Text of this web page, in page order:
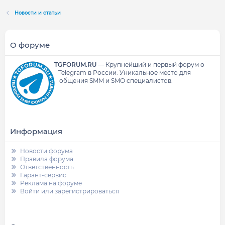
Новости и статьи
О форуме
TGFORUM.RU— Крупнейший и первый форум о
Telegram в России. Уникальное место для
общения SMM и SMO специалистов.
Информация
Новости форума
Правила форума
Ответственность
Гарант-сервис
Реклама на форуме
Войти или зарегистрироваться